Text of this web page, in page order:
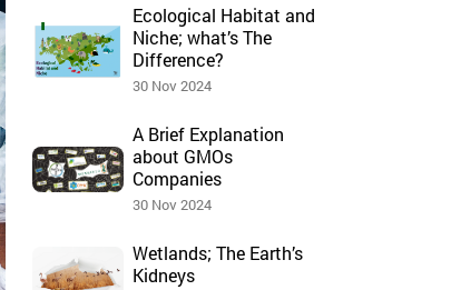
Ecological Habitat and
Niche; what’s The
Difference?
30 Nov 2024
A Brief Explanation
about GMOs
Companies
30 Nov 2024
Wetlands; The Earth’s
Kidneys